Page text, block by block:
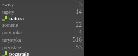
zwisy 3
tapety 14
natura
scenerie
22
pory roku 4
turystyka 516
pozostałe 53
pozostałe